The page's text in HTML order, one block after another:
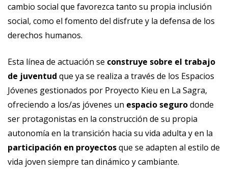
cambio social que favorezca tanto su propia inclusión
social, como el fomento del disfrute y la defensa de los
derechos humanos.
Esta línea de actuación se construye sobre el trabajo
de juventud que ya se realiza a través de los Espacios
Jóvenes gestionados por Proyecto Kieu en La Sagra,
ofreciendo a los/as jóvenes un espacio segurodonde
ser protagonistas en la construcción de su propia
autonomía en la transición hacia su vida adulta y en la
participación en proyectosque se adapten al estilo de
vida joven siempre tan dinámico y cambiante.